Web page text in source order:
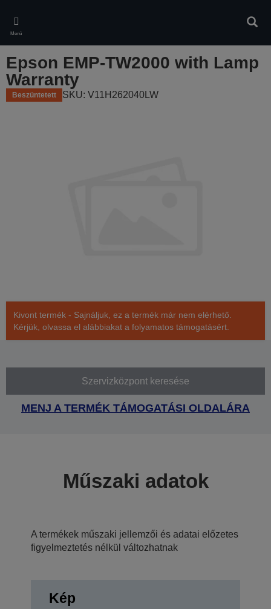
main
content
Menü
Epson EMP-TW2000 with Lamp
Warranty
Beszüntetett SKU: V11H262040LW
Kivont termék - Sajnáljuk, ez a termék már nem elérhető.
Kérjük, olvassa el alábbiakat a folyamatos támogatásért.
Szervizközpont keresése
MENJ A TERMÉK TÁMOGATÁSI OLDALÁRA
Műszaki adatok
A termékek műszaki jellemzői és adatai előzetes
figyelmeztetés nélkül változhatnak
Kép